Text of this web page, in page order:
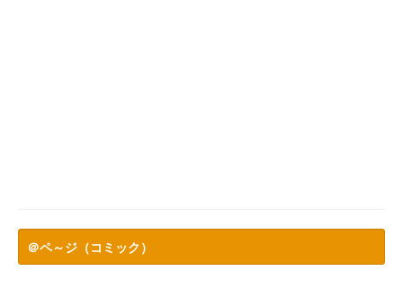
＠ペ～ジ（コミック）